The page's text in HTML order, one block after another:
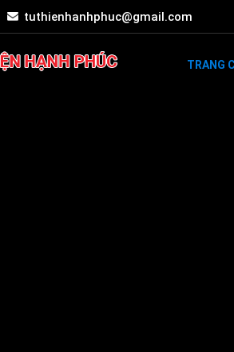
tuthienhanhphuc@gmail.com
TRANG